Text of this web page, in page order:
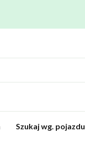
Szukaj wg. pojazdu